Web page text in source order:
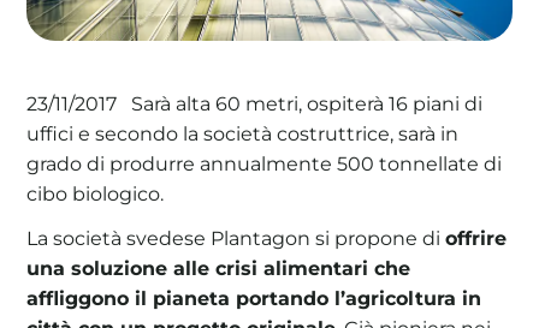
La tua cooperativa energetica sostenibile
23/11/2017
Sarà alta 60 metri, ospiterà 16 piani di
uffici e secondo la società costruttrice, sarà in
grado di produrre annualmente 500 tonnellate di
cibo biologico.
La società svedese Plantagon si propone dioffrire
una soluzione alle crisi alimentari che
affliggono il pianeta portando l’agricoltura in